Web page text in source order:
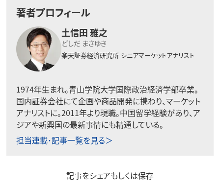
著者プロフィール
土信田 雅之
どしだ まさゆき
楽天証券経済研究所 シニアマーケットアナリスト
1974年生まれ。青山学院大学国際政治経済学部卒業。
国内証券会社にて企画や商品開発に携わり、マーケット
アナリストに。2011年より現職。中国留学経験があり、ア
ジアや新興国の最新事情にも精通している。
担当連載･記事一覧を見る＞
記事をシェアもしくは保存